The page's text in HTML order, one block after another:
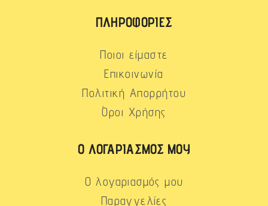
ΠΛΗΡΟΦΟΡΊΕΣ
Ποιοι είμαστε
Επικοινωνία
Πολιτική Απορρήτου
Όροι Χρήσης
Ο ΛΟΓΑΡΙΑΣΜΌΣ ΜΟΥ
Ο λογαριασμός μου
Παραγγελίες